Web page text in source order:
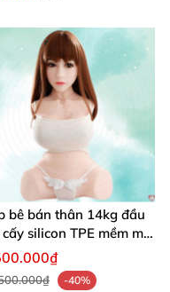
bê bán thân 14kg đầu
silicon TPE mềm mịn
-40%